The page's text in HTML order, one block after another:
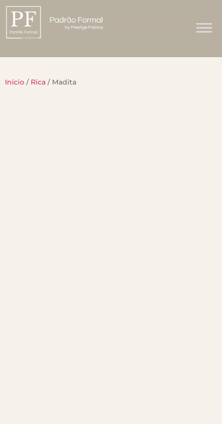
Início / Rica / Madita